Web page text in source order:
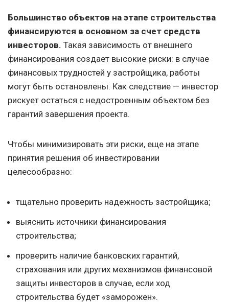
Большинство объектов на этапе строительства
финансируются в основном за счет средств
инвесторов. Такая зависимость от внешнего
финансирования создает высокие риски: в случае
финансовых трудностей у застройщика, работы
могут быть остановлены. Как следствие — инвестор
рискует остаться с недостроенным объектом без
гарантий завершения проекта.
Чтобы минимизировать эти риски, еще на этапе
принятия решения об инвестировании
целесообразно:
тщательно проверить надежность застройщика;
выяснить источники финансирования
строительства;
проверить наличие банковских гарантий,
страхования или других механизмов финансовой
защиты инвесторов в случае, если ход
строительства будет «заморожен».